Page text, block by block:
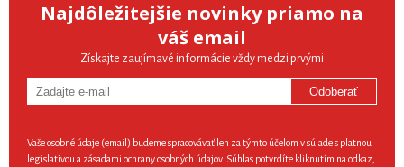
Najdôležitejšie novinky priamo na
váš email
Získajte zaujímavé informácie vždy medzi prvými
Odoberať
Vaše osobné údaje (email) budeme spracovávať len za týmto účelom v súlade s platnou
legislatívou a zásadami ochrany osobných údajov. Súhlas potvrdíte kliknutím na odkaz,